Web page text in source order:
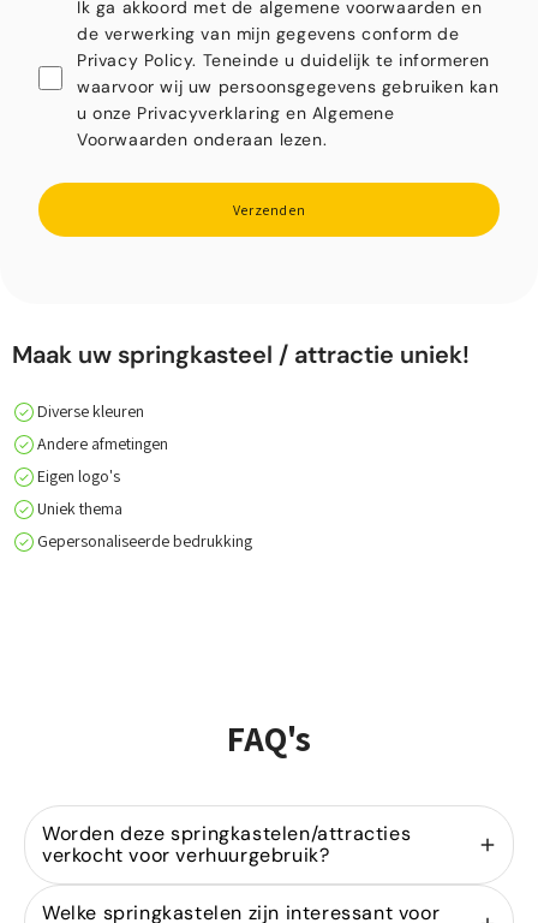
Ik ga akkoord met de algemene voorwaarden en
de verwerking van mijn gegevens conform de
Privacy Policy. Teneinde u duidelijk te informeren
waarvoor wij uw persoonsgegevens gebruiken kan
u onze Privacyverklaring en Algemene
Voorwaarden onderaan lezen.
Verzenden
Maak uw springkasteel / attractie uniek!
Diverse kleuren
Andere afmetingen
Eigen logo's
Uniek thema
Gepersonaliseerde bedrukking
FAQ's
Worden deze springkastelen/attracties
verkocht voor verhuurgebruik?
Ja, wij zijn gespecialiseerd in de
Welke springkastelen zijn interessant voor